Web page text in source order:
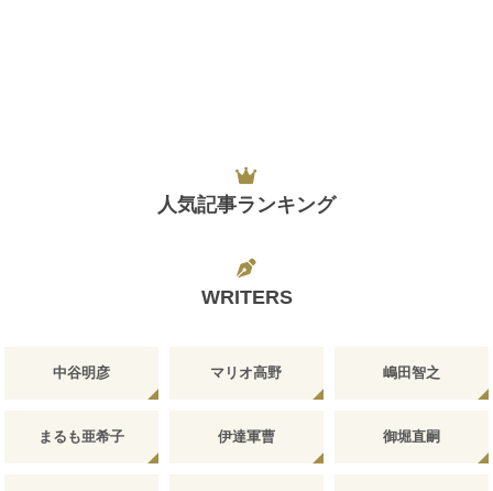
人気記事ランキング
WRITERS
中谷明彦 マリオ高野 嶋田智之
まるも亜希子 伊達軍曹 御堀直嗣